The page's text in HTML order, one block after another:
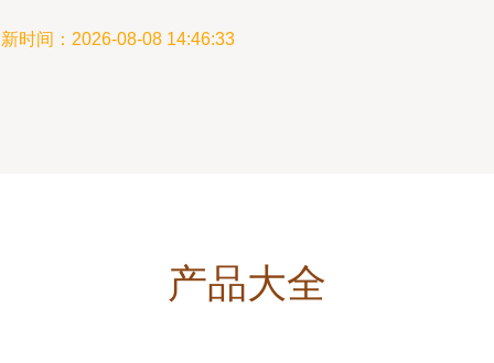
时间：2026-08-08 14:46:33
产品大全